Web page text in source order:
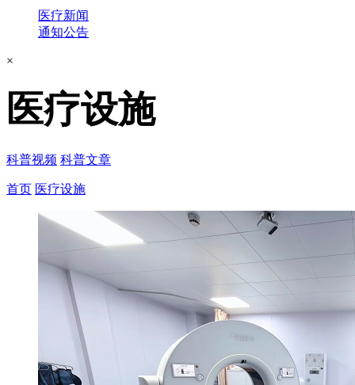
医疗新闻
通知公告
×
医疗设施
科普视频 科普文章
首页 医疗设施